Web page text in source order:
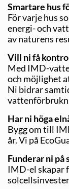
Smartare hus
För varje hus
energi- och
av naturens
Vill ni få
Med IMD-
och möjlighet
Ni bidrar
Har ni höga
Bygg om till
år. Vi på
Funderar ni på
IMD-el skapar